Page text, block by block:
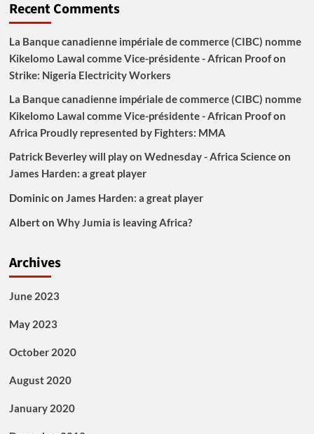
Recent Comments
La Banque canadienne impériale de commerce (CIBC) nomme
Kikelomo Lawal comme Vice-présidente - African Proofon
Strike: Nigeria Electricity Workers
La Banque canadienne impériale de commerce (CIBC) nomme
Kikelomo Lawal comme Vice-présidente - African Proofon
Africa Proudly represented by Fighters: MMA
Patrick Beverley will play on Wednesday - Africa Scienceon
James Harden: a great player
Dominicon James Harden: a great player
Alberton Why Jumia is leaving Africa?
Archives
June 2023
May 2023
October 2020
August 2020
January 2020